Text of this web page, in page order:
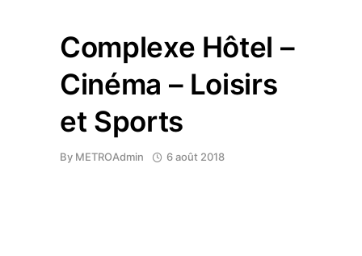
Complexe Hôtel –
Cinéma – Loisirs
et Sports
By METROAdmin 6 août 2018